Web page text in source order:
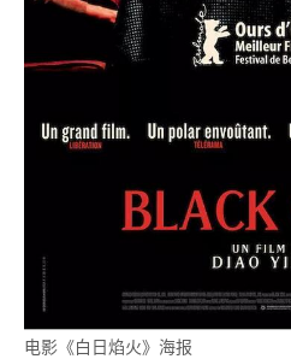
电影《白日焰火》海报